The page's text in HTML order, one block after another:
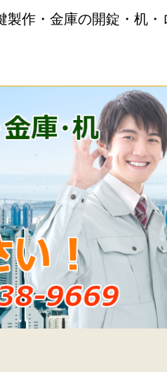
作・金庫の開錠・机・